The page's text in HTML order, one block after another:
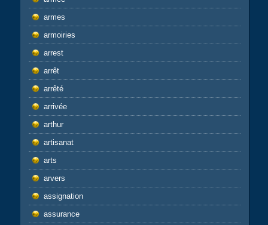
armes
armoiries
arrest
arrêt
arrêté
arrivée
arthur
artisanat
arts
arvers
assignation
assurance